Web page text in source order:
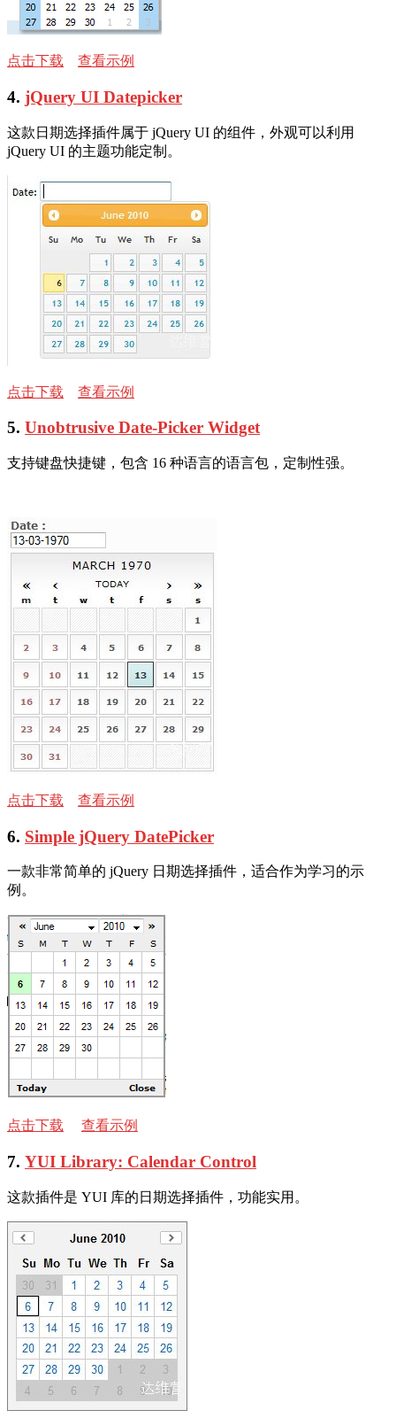
点击下载 查看示例
4. jQuery UI Datepicker
这款日期选择插件属于 jQuery UI 的组件，外观可以利用
jQuery UI 的主题功能定制。
点击下载 查看示例
5. Unobtrusive Date-Picker Widget
支持键盘快捷键，包含 16 种语言的语言包，定制性强。
点击下载 查看示例
6. Simple jQuery DatePicker
一款非常简单的 jQuery 日期选择插件，适合作为学习的示
例。
点击下载 查看示例
7. YUI Library: Calendar Control
这款插件是 YUI 库的日期选择插件，功能实用。